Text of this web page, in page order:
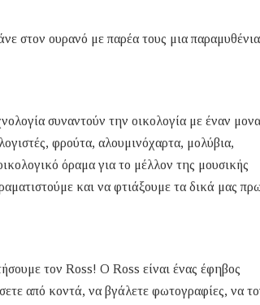
στον ουρανό με παρέα τους μια παραμυθένια
συναντούν την οικολογία με έναν
φρούτα, αλουμινόχαρτα, μολύβια,
όραμα για το μέλλον της μουσικής
και να φτιάξουμε τα δικά μας
τον Ross! O Ross είναι ένας έφηβος
από κοντά, να βγάλετε φωτογραφίες, να